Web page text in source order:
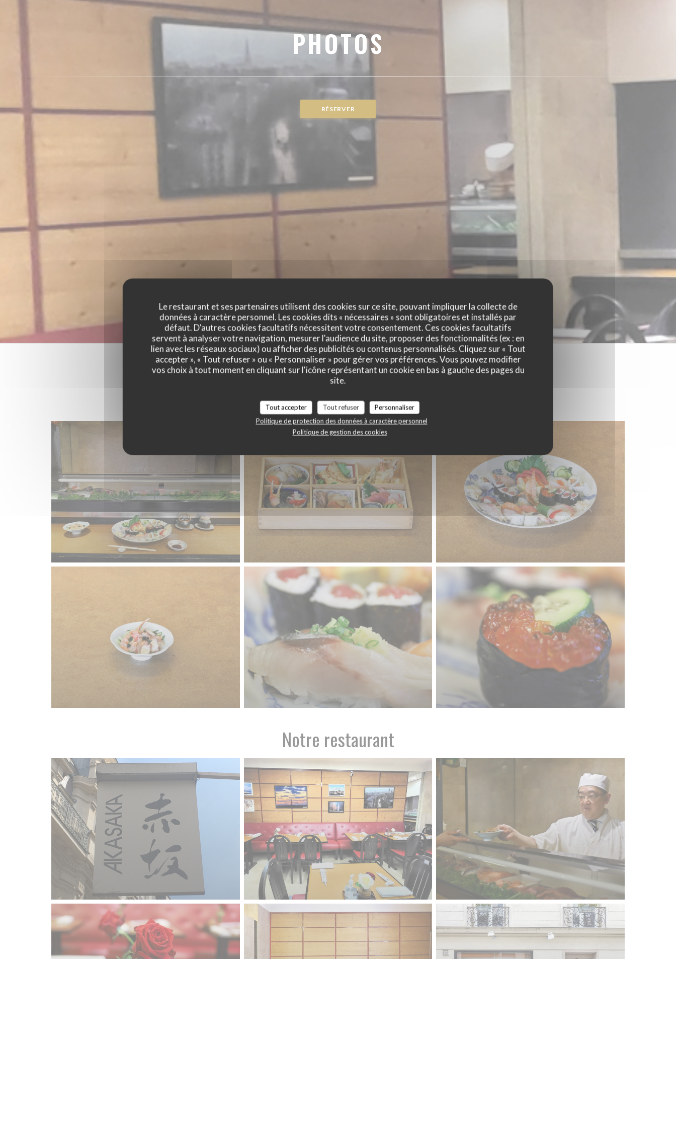
Le restaurant et ses partenaires utilisent des cookies sur ce site, pouvant impliquer la collecte de
données à caractère personnel. Les cookies dits « nécessaires » sont obligatoires et installés par
défaut. D'autres cookies facultatifs nécessitent votre consentement. Ces cookies facultatifs
servent à analyser votre navigation, mesurer l'audience du site, proposer des fonctionnalités (ex : en
lien avec les réseaux sociaux) ou afficher des publicités ou contenus personnalisés. Cliquez sur « Tout
accepter », « Tout refuser » ou « Personnaliser » pour gérer vos préférences. Vous pouvez modifier
vos choix à tout moment en cliquant sur l'icône représentant un cookie en bas à gauche des pages du
site.
Tout accepter Tout refuser
Personnaliser
Politique de protection des données à caractère personnel
Politique de gestion des cookies
PHOTOS
RÉSERVER
Nos plats
Notre restaurant